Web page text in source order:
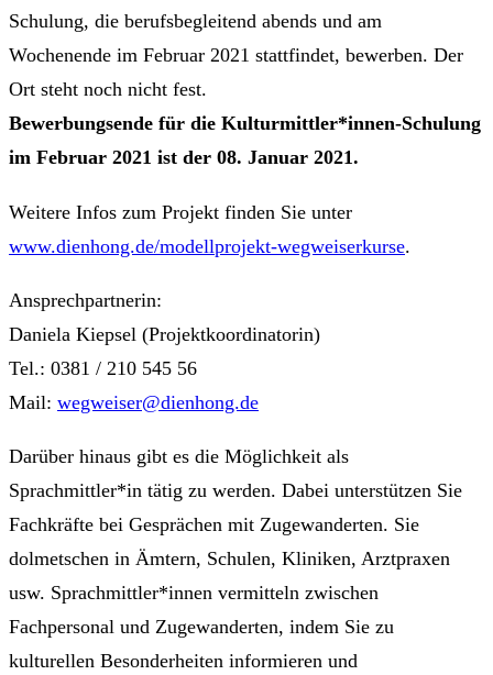
Schulung, die berufsbegleitend abends und am
Wochenende im Februar 2021 stattfindet, bewerben. Der
Ort steht noch nicht fest.
Bewerbungsende für die Kulturmittler*innen-Schulung
im Februar 2021 ist der 08. Januar 2021.
Weitere Infos zum Projekt finden Sie unter
www.dienhong.de/modellprojekt-wegweiserkurse.
Ansprechpartnerin:
Daniela Kiepsel (Projektkoordinatorin)
Tel.: 0381 / 210 545 56
Mail: wegweiser@dienhong.de
Darüber hinaus gibt es die Möglichkeit als
Sprachmittler*in tätig zu werden. Dabei unterstützen Sie
Fachkräfte bei Gesprächen mit Zugewanderten. Sie
dolmetschen in Ämtern, Schulen, Kliniken, Arztpraxen
usw. Sprachmittler*innen vermitteln zwischen
Fachpersonal und Zugewanderten, indem Sie zu
kulturellen Besonderheiten informieren und